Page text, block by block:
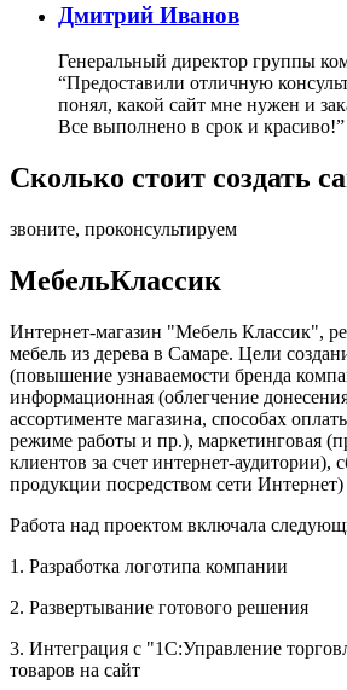
Дмитрий Иванов
Генеральный директор группы
“Предоставили отличную
понял, какой сайт мне нужен и
Все выполнено в срок и красиво!”
Сколько стоит создать
звоните, проконсультируем
МебельКлассик
Интернет-магазин "Мебель Классик",
мебель из дерева в Самаре. Цели
(повышение узнаваемости бренда
информационная (облегчение
ассортименте магазина, способах
режиме работы и пр.), маркетинговая
клиентов за счет интернет-аудитории),
продукции посредством сети Интернет)
Работа над проектом включала
1. Разработка логотипа компании
2. Развертывание готового решения
3. Интеграция с "1С:Управление
товаров на сайт